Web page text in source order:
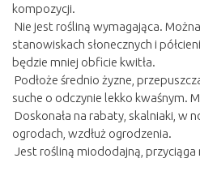
kompozycji.
Nie jest rośliną wymagająca.
stanowiskach słonecznych i
będzie mniej obficie kwitła.
Podłoże średnio żyzne,
suche o odczynie lekko kwaśnym.
Doskonała na rabaty, skalniaki, w
ogrodach, wzdłuż ogrodzenia.
Jest rośliną miododajną,